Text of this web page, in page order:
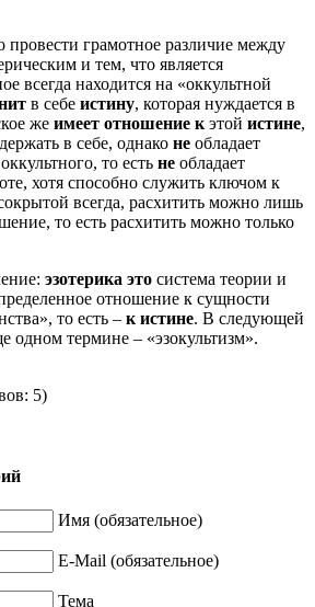
грамотное различие между
и тем, что является
всегда находится на «оккультной
в себе истину, которая нуждается в
же имеет отношение к этой истине,
в себе, однако не обладает
оккультного, то есть не обладает
хотя способно служить ключом к
всегда, расхитить можно лишь
то есть расхитить можно только
эзотерика это система теории и
отношение к сущности
то есть – к истине. В следующей
одном термине – «эзокультизм».
5)
Имя (обязательное)
E-Mail (обязательное)
Тема